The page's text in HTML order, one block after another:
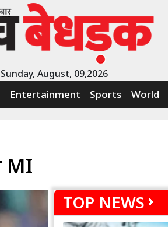
Sunday, August, 09,2026
Entertainment Sports World
MI
TOP NEWS